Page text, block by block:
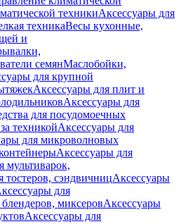
техникиАксессуары для
техникаВесы кухонные,
и
семянМаслобойки,
для крупной
Аксессуары для плит и
Аксессуары для
для посудомоечных
техникойАксессуары для
для микроволновых
Аксессуары для
мультиварок,
тостеров, сэндвичницАксессуары
для
миксеровАксессуары
Аксессуары для